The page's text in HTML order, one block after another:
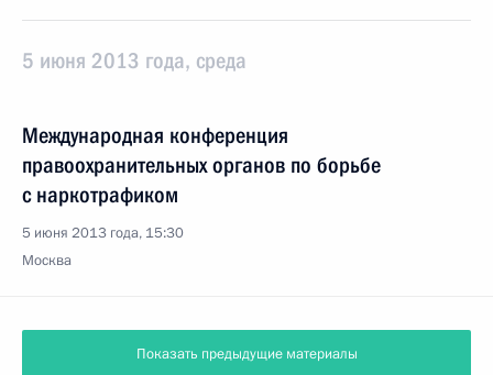
5 июня 2013 года, среда
Международная конференция
правоохранительных органов по борьбе
с наркотрафиком
5 июня 2013 года, 15:30
Москва
Показать предыдущие материалы